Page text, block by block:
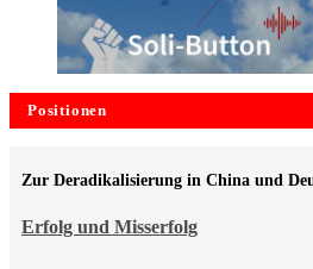
Positionen
Erfolg und Misserfolg
Zur Deradikalisierung in China und